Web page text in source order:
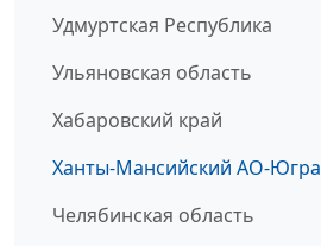
Удмуртская Республика
Ульяновская область
Хабаровский край
Ханты-Мансийский АО-Югра
Челябинская область